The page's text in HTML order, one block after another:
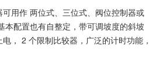
用作 两位式、三位式、阀位控制器或
本配置也有自整定，带可调坡度的斜坡
， 2 个限制比较器，广泛的计时功能，